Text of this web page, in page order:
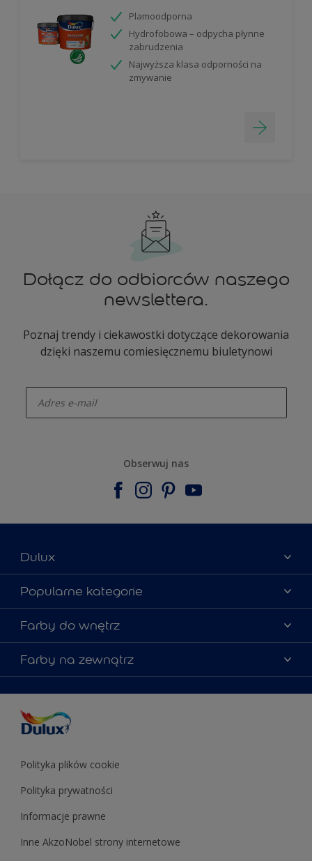
Plamoodporna
Hydrofobowa – odpycha płynne
zabrudzenia
Najwyższa klasa odporności na
zmywanie
Dołącz do odbiorców naszego
newslettera.
Poznaj trendy i ciekawostki dotyczące dekorowania
dzięki naszemu comiesięcznemu biuletynowi
Obserwuj nas
Dulux
Materiały marketingowe
Mapa strony
Kontakt
Zgodność kolorów
Popularne kategorie
Kolory farb
Porady ekspertów
Zainspiruj się
Znajdź sklep
Farby do wnętrz
Farby do ścian
Farby uniwersalne
Podkłady i grunty
Testery farb
Farby do sufitów
Farby na zewnątrz
Farby uniwersalne
Podkłady i grunty
Polityka plików cookie
Polityka prywatności
Informacje prawne
Inne AkzoNobel strony internetowe